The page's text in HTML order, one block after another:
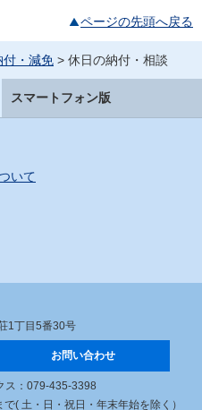
ページの先頭へ戻る
付・減免 > 休日の納付・相談
スマートフォン版
いて
1丁目5番30号
お問い合わせ
ス：079-435-3398
で( 土・日・祝日・年末年始を除く）